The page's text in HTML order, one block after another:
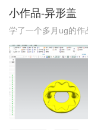
小作品-异形盖
学了一个多月ug的